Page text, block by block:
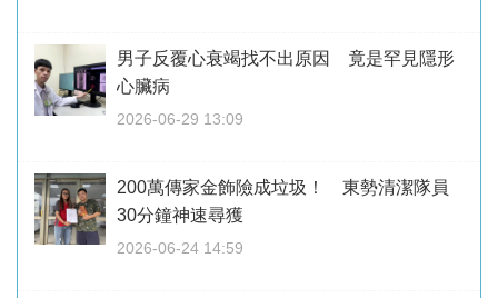
男子反覆心衰竭找不出原因 竟是罕見隱形
心臟病
2026-06-29 13:09
200萬傳家金飾險成垃圾！ 東勢清潔隊員
30分鐘神速尋獲
2026-06-24 14:59